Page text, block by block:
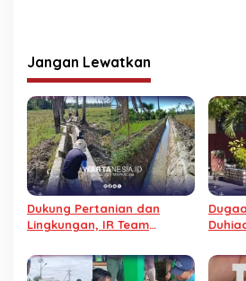
Jangan Lewatkan
Dukung Pertanian dan
Lingkungan, IR Team
Swadaya